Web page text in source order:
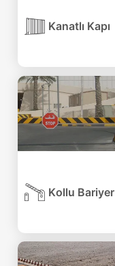
Kanatlı Kapı
Kollu Bariyer